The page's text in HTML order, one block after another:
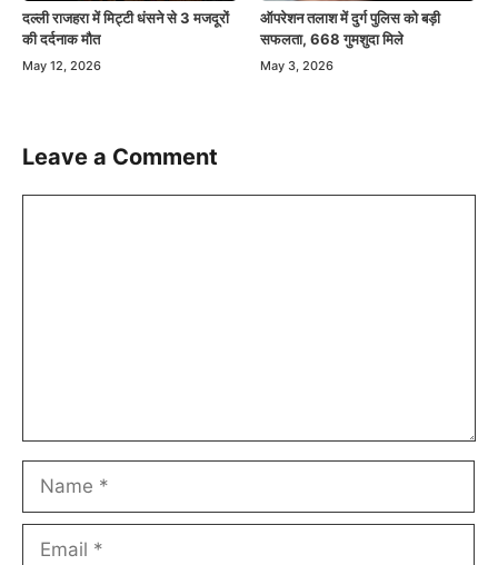
दल्ली राजहरा में मिट्टी धंसने से 3 मजदूरों
की दर्दनाक मौत
May 12, 2026
ऑपरेशन तलाश में दुर्ग पुलिस को बड़ी
सफलता, 668 गुमशुदा मिले
May 3, 2026
Leave a Comment